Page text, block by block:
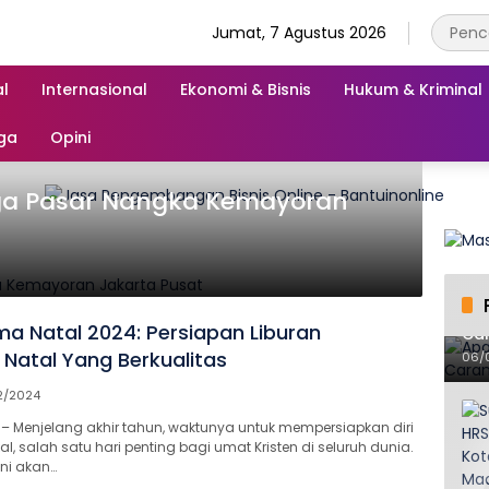
Jumat, 7 Agustus 2026
Internasional Ekonomi & Bisnis Hukum & Kriminal
Opini
Pasar Nangka Kemayoran
Natal 2024: Persiapan Liburan
Yang Berkualitas
2024
Menjelang akhir tahun, waktunya untuk mempersiapkan diri
salah satu hari penting bagi umat Kristen di seluruh dunia.
akan…
06/